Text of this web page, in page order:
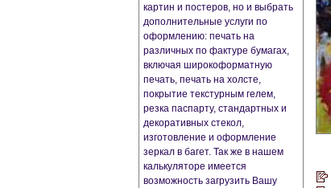
картин и постеров, но и выбрать
дополнительные услуги по
оформлению: печать на
различных по фактуре бумагах,
включая широкоформатную
печать, печать на холсте,
покрытие текстурным гелем,
резка паспарту, стандартных и
декоративных стекол,
изготовление и оформление
зеркал в багет. Так же в нашем
калькуляторе имеется
возможность загрузить Вашу